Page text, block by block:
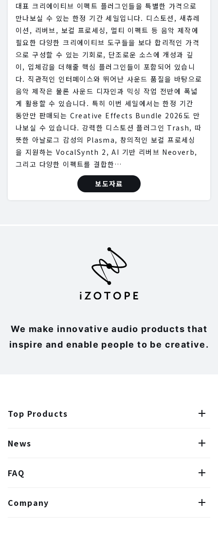
대표 크리에이티브 이펙트 플러그인들을 특별한 가격으로
만나보실 수 있는 한정 기간 세일입니다. 디스토션, 새츄레
이션, 리버브, 보컬 프로세싱, 멀티 이펙트 등 음악 제작에
필요한 다양한 크리에이티브 도구들을 보다 합리적인 가격
으로 구성할 수 있는 기회로, 단조로운 소스에 개성과 깊
이, 입체감을 더해줄 핵심 플러그인들이 포함되어 있습니
다. 직관적인 인터페이스와 뛰어난 사운드 품질을 바탕으로
음악 제작은 물론 사운드 디자인과 믹싱 작업 전반에 폭넓
게 활용할 수 있습니다. 특히 이번 세일에서는 한정 기간
동안만 판매되는 Creative Effects Bundle 2026도 만
나보실 수 있습니다. 강력한 디스토션 플러그인 Trash, 따
뜻한 아날로그 감성의 Plasma, 창의적인 보컬 프로세싱
을 지원하는 VocalSynth 2, AI 기반 리버브 Neoverb,
그리고 다양한 이펙트를 결합한…
보도자료
We make innovative audio products that
inspire and enable people to be creative.
Top Products
News
FAQ
Company